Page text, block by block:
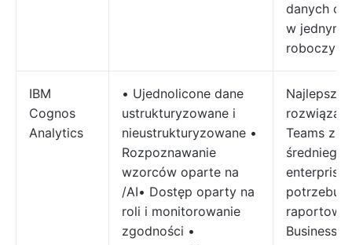
danych
w jednym
roboczym
IBM
Cognos
Analytics
• Ujednolicone dane
ustrukturyzowane i
nieustrukturyzowane •
Rozpoznawanie
wzorców oparte na
/AI• Dostęp oparty na
roli i monitorowanie
zgodności •
Najlepsze
Teams z
średniego i
potrzebują
Business z